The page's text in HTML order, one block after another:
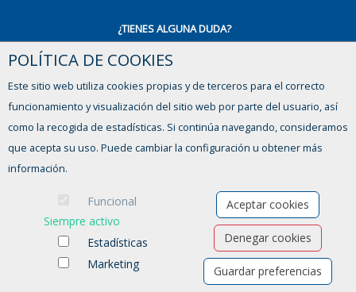
¿TIENES ALGUNA DUDA?
CONTACTO
POLÍTICA DE COOKIES
Este sitio web utiliza cookies propias y de terceros para el correcto
funcionamiento y visualización del sitio web por parte del usuario, así
como la recogida de estadísticas. Si continúa navegando, consideramos
que acepta su uso. Puede cambiar la configuración u obtener más
información.
Funcional
Siempre activo
Estadísticas
Marketing
Aceptar cookies
Denegar cookies
Guardar preferencias